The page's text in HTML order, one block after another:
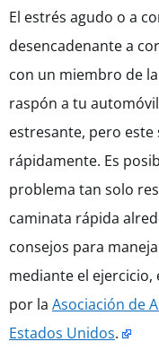
El estrés agudo o a
desencadenante a
con un miembro de
raspón a tu
estresante, pero
rápidamente. Es
problema tan solo
caminata rápida
consejos para
mediante el
por la Asociación de
Estados Unidos.